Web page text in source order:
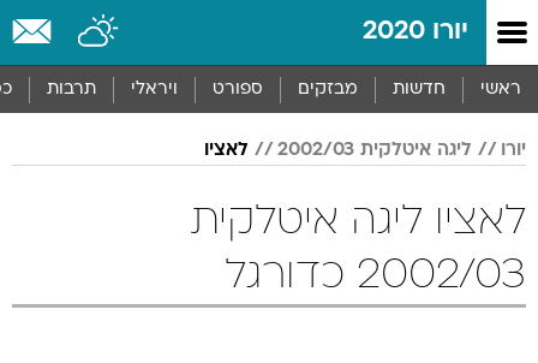
יורו 2020
ראשי חדשות מבזקים ספורט ויראלי תרבות
יורו ליגה איטלקית 2002/03 לאציו
לאציו ליגה איטלקית
2002/03 כדורגל